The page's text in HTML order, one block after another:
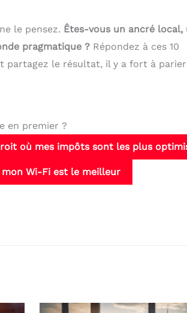
le pensez. Êtes-vous un ancré local,
pragmatique ? Répondez à ces 10
partagez le résultat, il y a fort à
en premier ?
où mes impôts sont les plus
Wi-Fi est le meilleur